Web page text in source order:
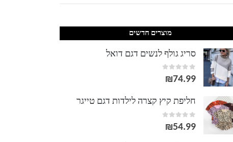
מוצרים חדשים
סריג גולף לנשים דגם דואל
0
out of 5
₪74.99
חליפת קיץ קצרה לילדות דגם טייגר
0
out of 5
₪54.99